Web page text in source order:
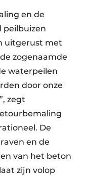
en de
peilbuizen
uitgerust met
zogenaamde
waterpeilen
door onze
zegt
De
en de
van het beton
zijn volop